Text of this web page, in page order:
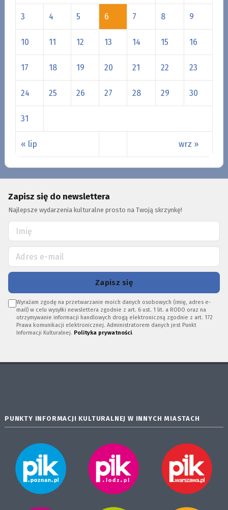
« lip wrz »
3 4 5 6 7 8 9
10 11 12 13 14 15 16
17 18 19 20 21 22 23
24 25 26 27 28 29 30
31
Zapisz się do newslettera
Najlepsze wydarzenia kulturalne prosto na Twoją skrzynkę!
Zapisz się
Wyrażam zgodę na przetwarzanie moich danych osobowych (imię, adres e-
mail) w celu wysyłki newslettera zgodnie z art. 6 ust. 1 lit. a RODO oraz na
otrzymywanie informacji handlowych drogą elektroniczną zgodnie z art. 172
Prawa komunikacji elektronicznej. Administratorem danych jest Punkt
Informacji Kulturalnej. Polityka prywatności.
PUNKTY INFORMACJI KULTURALNEJ W INNYCH MIASTACH